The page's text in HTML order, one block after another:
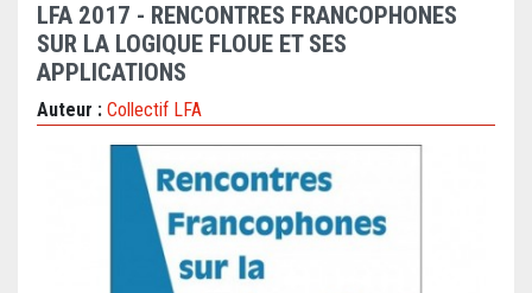
LFA 2017 - RENCONTRES FRANCOPHONES
SUR LA LOGIQUE FLOUE ET SES
APPLICATIONS
Auteur : Collectif LFA